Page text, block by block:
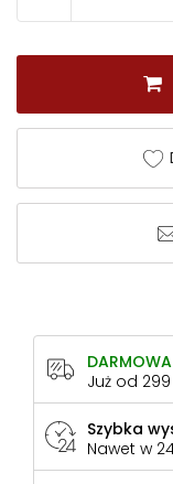
Już od 299
Szybka
Nawet w